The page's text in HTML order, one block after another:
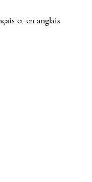
et en anglais